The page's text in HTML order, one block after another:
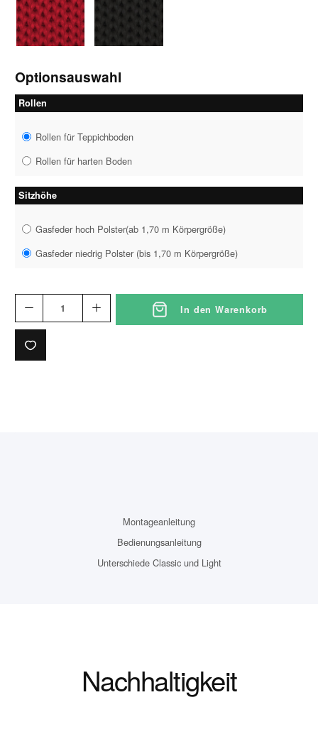
Formstrick rot Formstrick schwarz
Optionsauswahl
Rollen
Rollen für Teppichboden
Rollen für harten Boden
Sitzhöhe
Gasfeder hoch Polster(ab 1,70 m Körpergröße)
Gasfeder niedrig Polster (bis 1,70 m Körpergröße)
In den Warenkorb
Montageanleitung
Bedienungsanleitung
Unterschiede Classic und Light
Nachhaltigkeit